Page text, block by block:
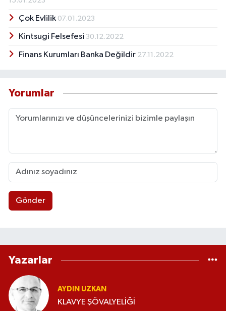
Çok Evlilik 07.01.2023
Kintsugi Felsefesi 30.12.2022
Finans Kurumları Banka Değildir 27.11.2022
Yorumlar
Gönder
Yazarlar
AYDIN UZKAN
KLAVYE ŞÖVALYELİĞİ